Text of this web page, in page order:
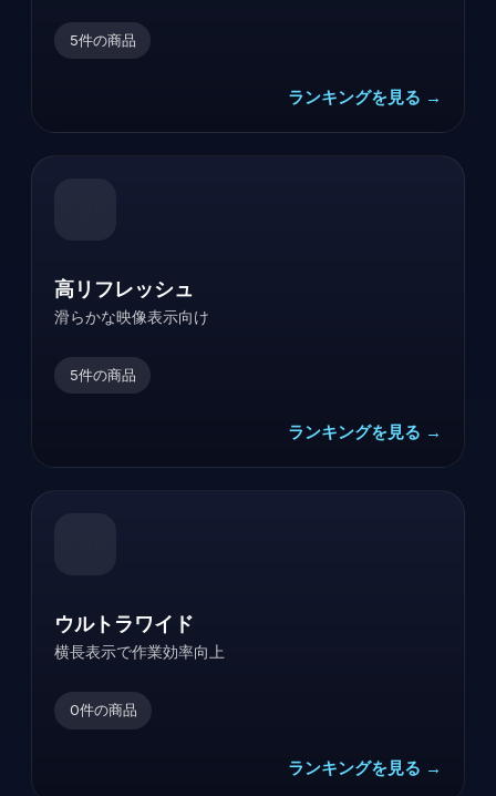
5件の商品
ランキングを見る →
高リフレッシュ
滑らかな映像表示向け
5件の商品
ランキングを見る →
ウルトラワイド
横長表示で作業効率向上
0件の商品
ランキングを見る →